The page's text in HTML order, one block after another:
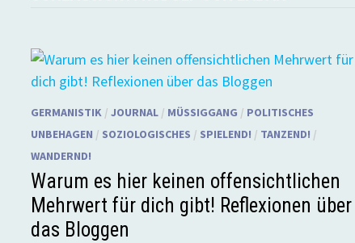
GERMANISTIK /JOURNAL / MÜSSIGGANG / POLITISCHES
UNBEHAGEN / SOZIOLOGISCHES / SPIELEND! / TANZEND! /
WANDERND!
Warum es hier keinen offensichtlichen
Mehrwert für dich gibt! Reflexionen über
das Bloggen